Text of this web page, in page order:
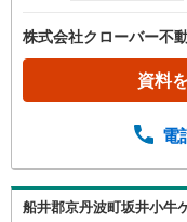
株式会社クローバー不
資料
電
船井郡京丹波町坂井小牛